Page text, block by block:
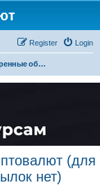
Login
Register
НЕ проверенные обменники криптовалют (для безопасности форумчан - тут ссылок нет)
(для
нет)